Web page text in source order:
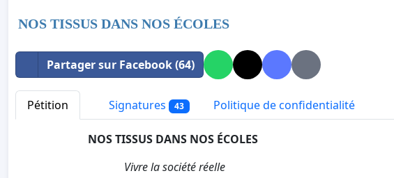
NOS TISSUS DANS NOS ÉCOLES
Partager sur Facebook (64)
Pétition Signatures 43 Politique de confidentialité
NOS TISSUS DANS NOS ÉCOLES
Vivre la société réelle